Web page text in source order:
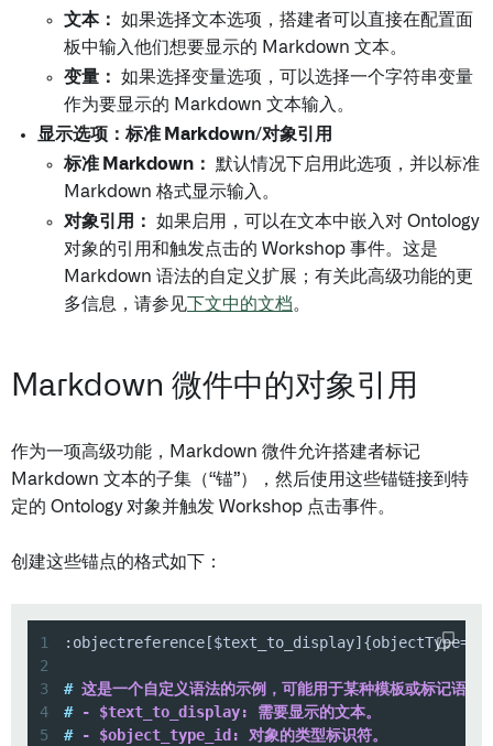
文本：
如果选择文本选项，搭建者可以直接在配置面
板中输入他们想要显示的 Markdown 文本。
变量：
如果选择变量选项，可以选择一个字符串变量
作为要显示的 Markdown 文本输入。
显示选项：标准 Markdown/对象引用
标准 Markdown：
默认情况下启用此选项，并以标准
Markdown 格式显示输入。
对象引用：
如果启用，可以在文本中嵌入对 Ontology
对象的引用和触发点击的 Workshop 事件。这是
Markdown 语法的自定义扩展；有关此高级功能的更
多信息，请参见 下文中的文档。
Markdown 微件中的对象引用
作为一项高级功能，Markdown 微件允许搭建者标记
Markdown 文本的子集（“锚”），然后使用这些锚链接到特
定的 Ontology 对象并触发 Workshop 点击事件。
创建这些锚点的格式如下：
1
2
3
# 这是一个自定义语法的示例，可能用于某种模板或标记语言
4
# - $text_to_display: 需要显示的文本。
5
# - $object_type_id: 对象的类型标识符。